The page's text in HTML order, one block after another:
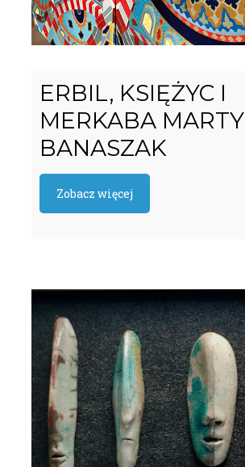
ERBIL, KSIĘŻYC I
MERKABA MARTY
BANASZAK
Zobacz więcej